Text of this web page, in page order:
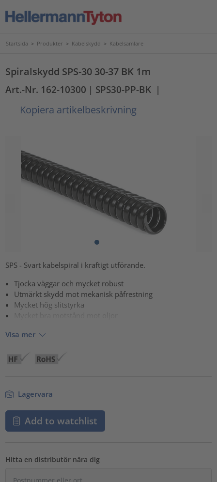
Startsida > Produkter > Kabelskydd > Kabelsamlare
Spiralskydd SPS-30 30-37 BK 1m
Art.-Nr. 162-10300 | SPS30-PP-BK |
Kopiera artikelbeskrivning
SPS - Svart kabelspiral i kraftigt utförande.
Tjocka väggar och mycket robust
Utmärkt skydd mot mekanisk påfrestning
Mycket hög slitstyrka
Visa mer
Lagervara
Add to watchlist
Hitta en distributör nära dig